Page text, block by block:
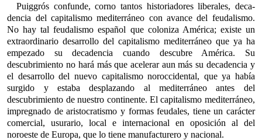
Puiggrós confunde, corno tantos historiadores liberales, deca­
dencia del capitalismo mediterráneo con avance del feudalismo.
No hay tal feudalismo español que coloniza América; existe un
extra­ordinario desarrollo del capitalismo mediterráneo que ya ha
empe­zado su decadencia cuando descubre América. Su
descubrimiento no hará más que acelerar aun más su decadencia y
el desarrollo del nuevo capitalismo noroccidental, que ya había
surgido y estaba desplazando al mediterráneo antes del
descubrimiento de nuestro continente. El capitalismo mediterráneo,
impregnado de aristocra­tismo y formas feudales, tiene un carácter
comercial, usurario, local e internacional en oposición al del
noroeste de Europa, que lo tiene manufacturero y nacional.